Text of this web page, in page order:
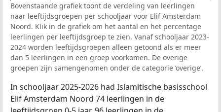
Bovenstaande grafiek toont de verdeling van leerlingen
naar leeftijdsgroepen per schooljaar voor Elif Amsterdam
Noord. Klik in de grafiek om het aantal en het percentage
leerlingen per leeftijdsgroep te zien. Vanaf schooljaar 2023-
2024 worden leeftijdsgroepen alleen getoond als er meer
dan 5 leerlingen in een groep voorkomen. De overige
groepen zijn samengenomen onder de categorie ‘overige’.
In schooljaar 2025-2026 had Islamitische basisschool
Elif Amsterdam Noord 74 leerlingen in de